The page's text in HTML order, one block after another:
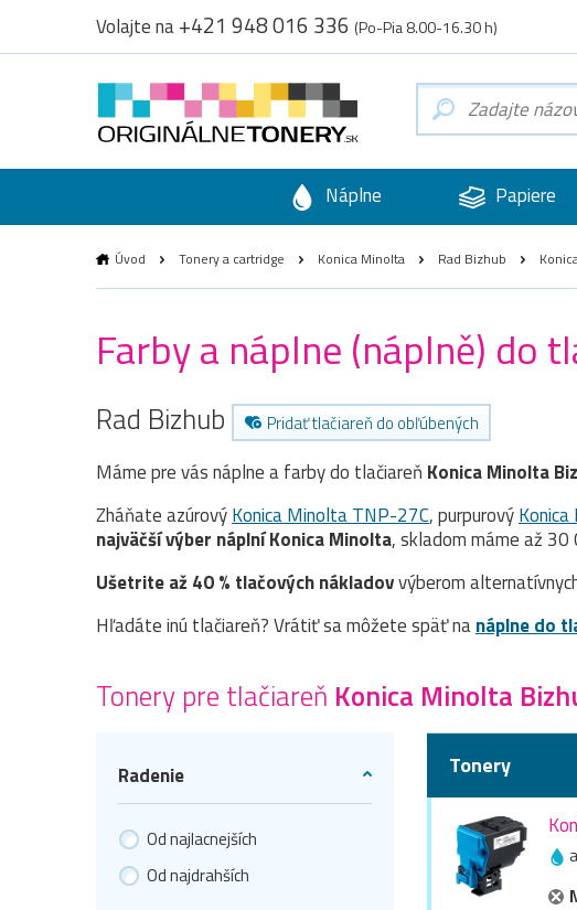
Volajte na+421 948 016 336 (Po-Pia 8.00-16.30 h)
Náplne Papiere
Úvod Tonery a cartridge Konica Minolta Rad Bizhub
Farby a náplne (náplně) do
Rad Bizhub Pridať tlačiareň do obľúbených
Máme pre vás náplne a farby do tlačiareň Konica Minolta
Zháňate azúrovýKonica Minolta TNP-27C, purpurový
najväčší výber náplní Konica Minolta, skladom máme až 30
Ušetrite až 40 % tlačových nákladovvýberom
Hľadáte inú tlačiareň? Vrátiť sa môžete späť nanáplne do
Tonery pre tlačiareň Konica Minolta
Radenie
Od najlacnejších
Od najdrahších
Tonery